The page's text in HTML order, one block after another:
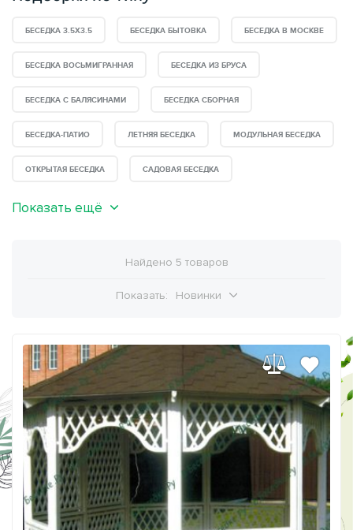
БЕСЕДКА 3.5Х3.5 БЕСЕДКА БЫТОВКА БЕСЕДКА В МОСКВЕ
БЕСЕДКА ВОСЬМИГРАННАЯ БЕСЕДКА ИЗ БРУСА
БЕСЕДКА С БАЛЯСИНАМИ БЕСЕДКА СБОРНАЯ
БЕСЕДКА-ПАТИО ЛЕТНЯЯ БЕСЕДКА МОДУЛЬНАЯ БЕСЕДКА
ОТКРЫТАЯ БЕСЕДКА САДОВАЯ БЕСЕДКА
Показать ещё
Найдено 5 товаров
Показать: Новинки